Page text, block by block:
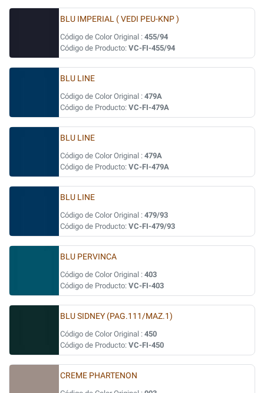
BLU IMPERIAL ( VEDI PEU-KNP )
Código de Color Original : 455/94
Código de Producto: VC-FI-455/94
BLU LINE
Código de Color Original : 479A
Código de Producto: VC-FI-479A
BLU LINE
Código de Color Original : 479A
Código de Producto: VC-FI-479A
BLU LINE
Código de Color Original : 479/93
Código de Producto: VC-FI-479/93
BLU PERVINCA
Código de Color Original : 403
Código de Producto: VC-FI-403
BLU SIDNEY (PAG.111/MAZ.1)
Código de Color Original : 450
Código de Producto: VC-FI-450
CREME PHARTENON